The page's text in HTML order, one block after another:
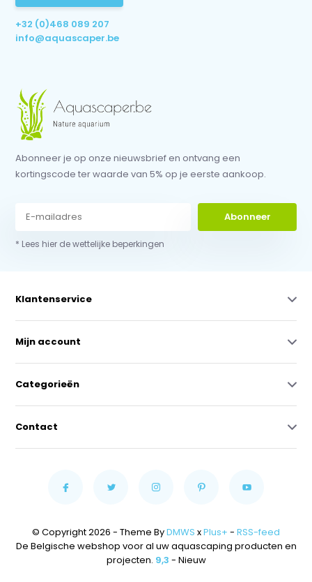
+32 (0)468 089 207
info@aquascaper.be
Abonneer je op onze nieuwsbrief en ontvang een
kortingscode ter waarde van 5% op je eerste aankoop.
Abonneer
* Lees hier de wettelijke beperkingen
Klantenservice
Mijn account
Categorieën
Contact
© Copyright 2026 - Theme ByDMWS xPlus+ - RSS-feed
De Belgische webshop voor al uw aquascaping producten en
projecten. 9,3 - Nieuw